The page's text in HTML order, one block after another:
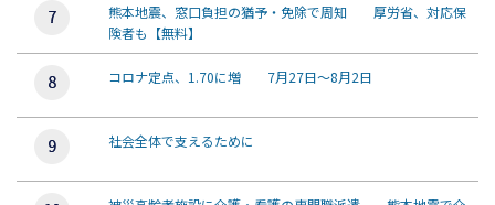
熊本地震、窓口負担の猶予・免除で周知 厚労省、対応保
険者も【無料】
コロナ定点、1.70に増 7月27日～8月2日
社会全体で支えるために